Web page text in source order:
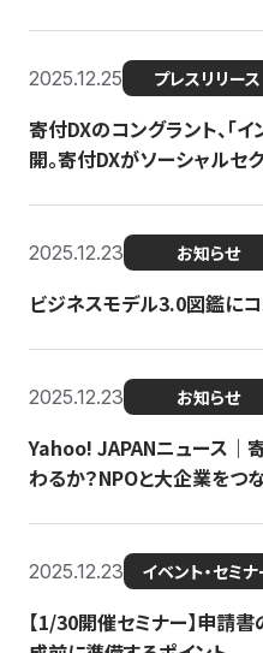
2025.12.25 プレスリリース
寄付DXのコングラント、「
開。寄付DXがソーシャルセ
2025.12.23 お知らせ
ビジネスモデル3.0図鑑に
2025.12.23 お知らせ
Yahoo! JAPANニュース｜
わるか？NPOと大企業をつ
2025.12.23 イベント・セミ
【1/30開催セミナー】申請